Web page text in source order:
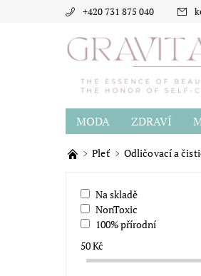
+420 731 875 040
MODA ZDRAVÍ
BLOG
O GRAVITAS
Pleť Odličovací a
Na skladě
NonToxic
100% přírodní
50Kč